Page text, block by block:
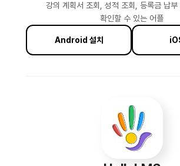
강의 계획서 조회, 성적 조회, 등록금 납부
확인할 수 있는 어플
Android 설치